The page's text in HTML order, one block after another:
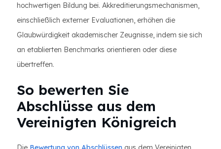
hochwertigen Bildung bei. Akkreditierungsmechanismen,
einschließlich externer Evaluationen, erhöhen die
Glaubwürdigkeit akademischer Zeugnisse, indem sie sich
an etablierten Benchmarks orientieren oder diese
übertreffen.
So bewerten Sie
Abschlüsse aus dem
Vereinigten Königreich